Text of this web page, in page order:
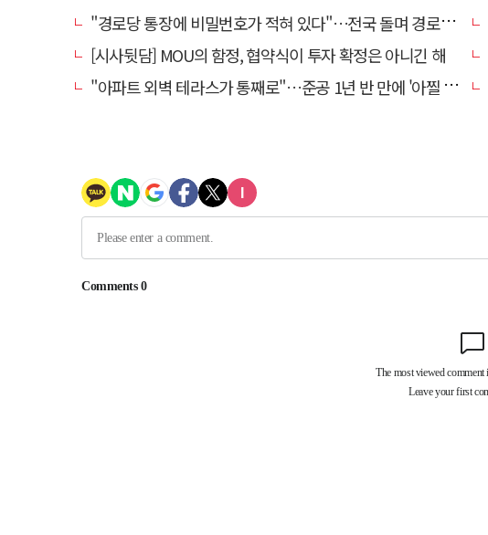
"경로당 통장에 비밀번호가 적혀 있다"…전국 돌며 경로당 13곳 턴 30대 구속
[시사뒷담] MOU의 함정, 협약식이 투자 확정은 아니긴 해
"아파트 외벽 테라스가 통째로"…준공 1년 반 만에 '아찔 사고'